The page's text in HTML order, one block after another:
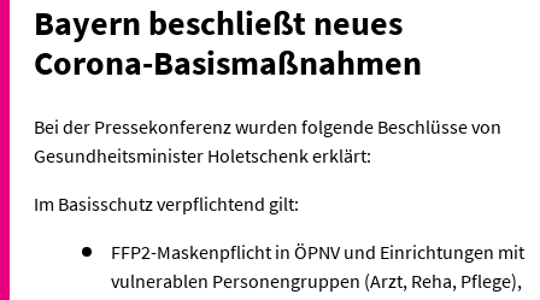
Bayern beschließt neues
Corona-Basismaßnahmen
Bei der Pressekonferenz wurden folgende Beschlüsse von
Gesundheitsminister Holetschenk erklärt:
Im Basisschutz verpflichtend gilt:
FFP2-Maskenpflicht in ÖPNV und Einrichtungen mit
vulnerablen Personengruppen (Arzt, Reha, Pflege),